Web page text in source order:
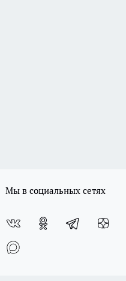
Мы в социальных сетях